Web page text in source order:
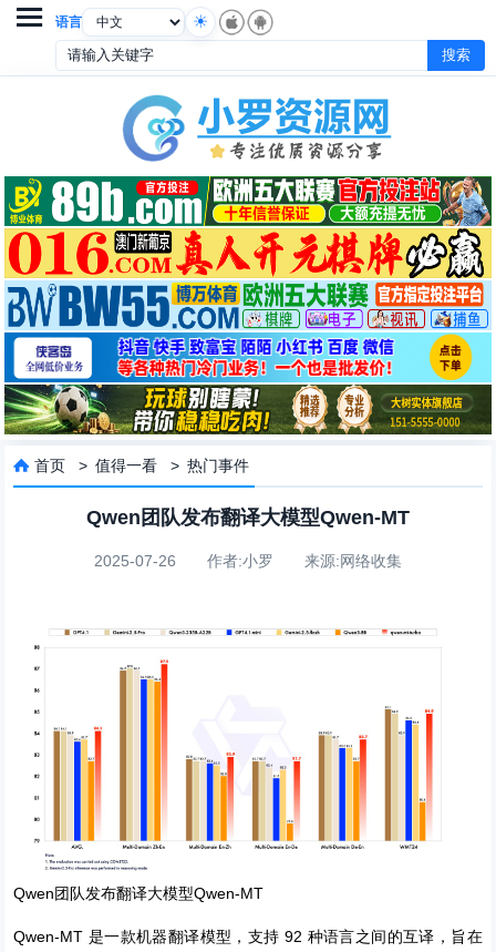
语言

 首页 >值得一看 >热门事件
Qwen团队发布翻译大模型Qwen-MT
2025-07-26 作者:小罗 来源:网络收集
Qwen团队发布翻译大模型Qwen-MT
Qwen-MT 是一款机器翻译模型，支持 92 种语言之间的互译，旨在